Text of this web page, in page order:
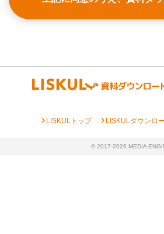
chevron_rightLISKULトップ chevron_rightLISKULダウンロ
© 2017-2026 MEDIA